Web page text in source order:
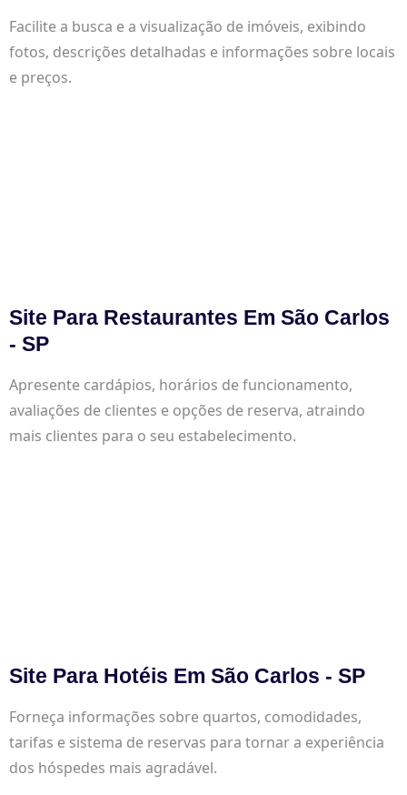
Facilite a busca e a visualização de imóveis, exibindo
fotos, descrições detalhadas e informações sobre locais
e preços.
Site Para Restaurantes Em São Carlos
- SP
Apresente cardápios, horários de funcionamento,
avaliações de clientes e opções de reserva, atraindo
mais clientes para o seu estabelecimento.
Site Para Hotéis Em São Carlos - SP
Forneça informações sobre quartos, comodidades,
tarifas e sistema de reservas para tornar a experiência
dos hóspedes mais agradável.